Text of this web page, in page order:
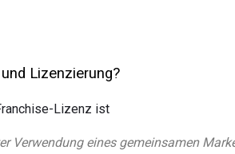
Lizenzierung?
Lizenz ist
Verwendung eines gemeinsamen